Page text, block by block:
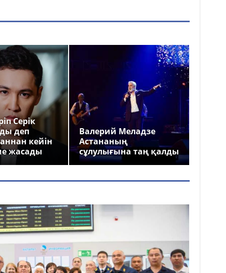
Серік
деп
кейін
жасады
Валерий Меладзе
Астананың
сұлулығына таң қалды